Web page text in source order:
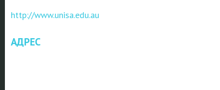
http://www.unisa.edu.au
АДРЕС